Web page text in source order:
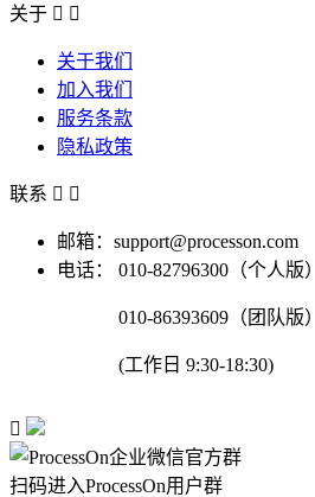
关于  
关于我们
加入我们
服务条款
隐私政策
联系  
邮箱：support@processon.com
电话：
010-82796300（个人版）
010-86393609（团队版）
(工作日 9:30-18:30)

扫码进入ProcessOn用户群